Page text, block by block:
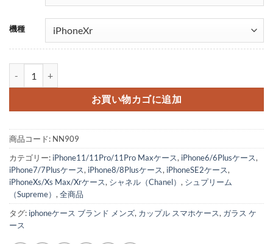
機種
お買い物カゴに追加
商品コード: NN909
カテゴリー: iPhone11/11Pro/11Pro Maxケース, iPhone6/6Plusケース,
iPhone7/7Plusケース, iPhone8/8Plusケース, iPhoneSE2ケース,
iPhoneXs/Xs Max/Xrケース, シャネル（Chanel） , シュプリーム
（Supreme） , 全商品
タグ: iphoneケース ブランド メンズ, カップル スマホケース, ガラス ケ
ース